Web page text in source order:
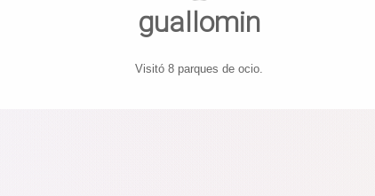
guallomin
Visitó 8 parques de ocio.